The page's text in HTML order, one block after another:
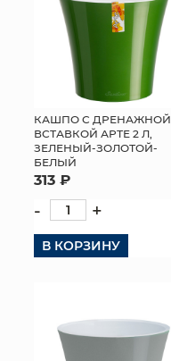
КАШПО С ДРЕНАЖНОЙ
ВСТАВКОЙ АРТЕ 2 Л,
ЗЕЛЕНЫЙ-ЗОЛОТОЙ-
БЕЛЫЙ
313 ₽
- +
В КОРЗИНУ